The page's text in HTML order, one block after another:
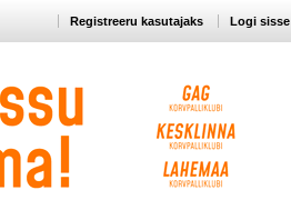
Registreeru kasutajaks Logi sisse